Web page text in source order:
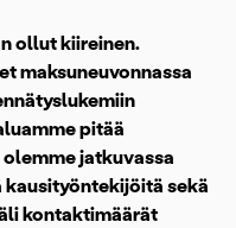
ollut kiireinen.
maksuneuvonnassa
pitää
jatkuvassa
sekä
kontaktimäärät